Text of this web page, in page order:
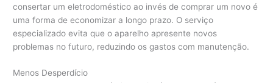
consertar um eletrodoméstico ao invés de comprar um novo é
uma forma de economizar a longo prazo. O serviço
especializado evita que o aparelho apresente novos
problemas no futuro, reduzindo os gastos com manutenção.
Menos Desperdício